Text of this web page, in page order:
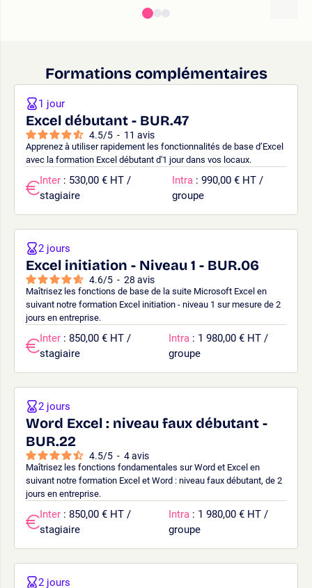
Formations complémentaires
Excel débutant - BUR.47
4.5/5 - 11 avis
Apprenez à utiliser rapidement les fonctionnalités de base d’Excel
avec la formation Excel débutant d'1 jour dans vos locaux.
1 jour
Inter : 530,00 € HT /
stagiaire
Intra : 990,00 € HT /
groupe
Excel initiation - Niveau 1 - BUR.06
4.6/5 - 28 avis
Maîtrisez les fonctions de base de la suite Microsoft Excel en
suivant notre formation Excel initiation - niveau 1 sur mesure de 2
jours en entreprise.
2 jours
Inter : 850,00 € HT /
stagiaire
Intra : 1 980,00 € HT /
groupe
Word Excel : niveau faux débutant -
BUR.22
4.5/5 - 4avis
Maîtrisez les fonctions fondamentales sur Word et Excel en
suivant notre formation Excel et Word : niveau faux débutant, de 2
jours en entreprise.
2 jours
Inter : 850,00 € HT /
stagiaire
Intra : 1 980,00 € HT /
groupe
2 jours